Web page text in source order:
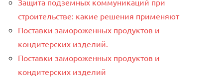
Защита подземных коммуникаций при
строительстве: какие решения применяют
Поставки замороженных продуктов и
кондитерских изделий.
Поставки замороженных продуктов и
кондитерских изделий